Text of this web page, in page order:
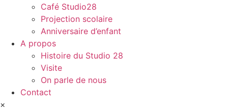
Café Studio28
Projection scolaire
Anniversaire d’enfant
A propos
Histoire du Studio 28
Visite
On parle de nous
Contact
×